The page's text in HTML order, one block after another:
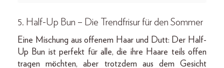
5. Half-Up Bun – Die Trendfrisur für den Sommer
Eine Mischung aus offenem Haar und Dutt: Der Half-
Up Bun ist perfekt für alle, die ihre Haare teils offen
tragen möchten, aber trotzdem aus dem Gesicht